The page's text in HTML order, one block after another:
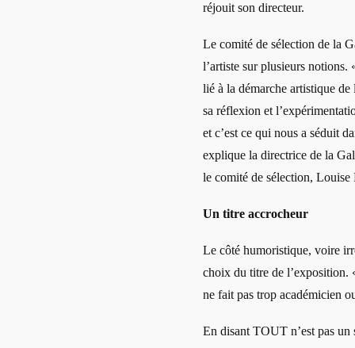
réjouit son directeur.
Le comité de sélection de la
l’artiste sur plusieurs notions.
lié à la démarche artistique
sa réflexion et
et c’est ce qui nous a séduit
explique la directrice de la
le comité de sélection, Louise
Un titre accrocheur
Le côté humoristique, voire
choix du titre de l’exposition.
ne fait pas trop académicien
En disant TOUT n’est pas un